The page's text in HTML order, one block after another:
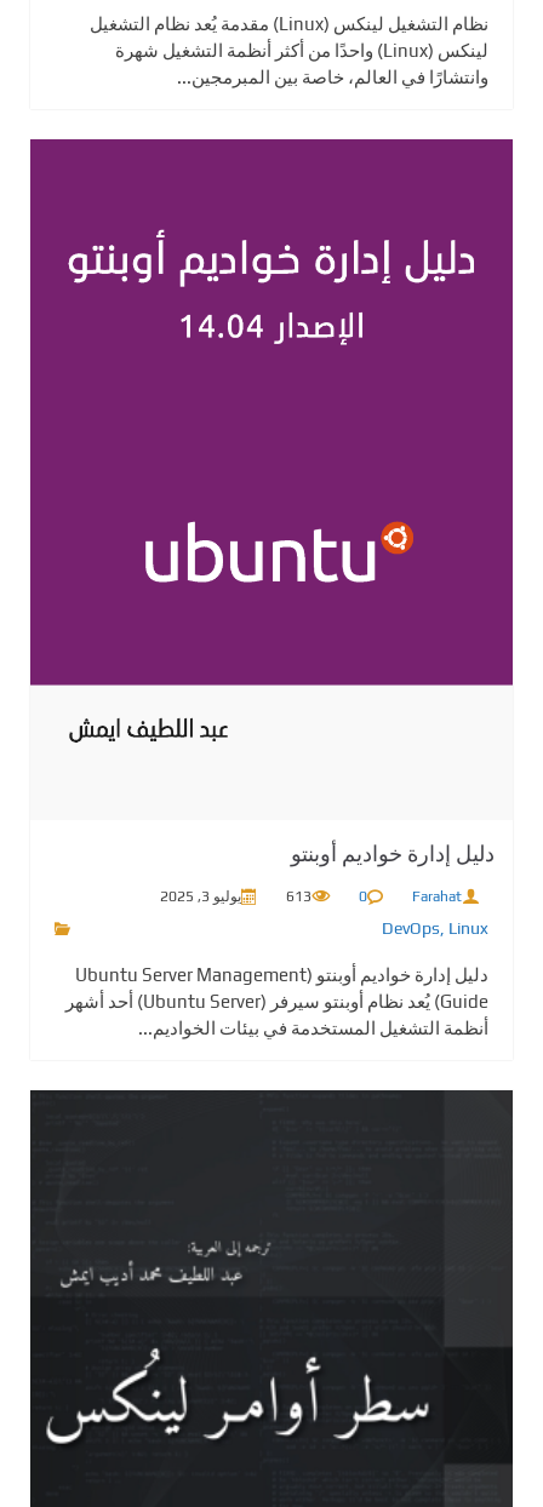
نظام التشغيل لينكس (Linux) مقدمة يُعد نظام التشغيل
لينكس (Linux) واحدًا من أكثر أنظمة التشغيل شهرة
وانتشارًا في العالم، خاصة بين المبرمجين...
دليل إدارة خواديم أوبنتو
Farahat
0
613 يوليو 3, 2025
DevOps Linux
دليل إدارة خواديم أوبنتو (Ubuntu Server Management
Guide) يُعد نظام أوبنتو سيرفر (Ubuntu Server) أحد أشهر
أنظمة التشغيل المستخدمة في بيئات الخواديم...